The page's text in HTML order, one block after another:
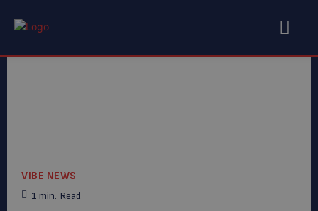
VIBE NEWS
1 min. Read